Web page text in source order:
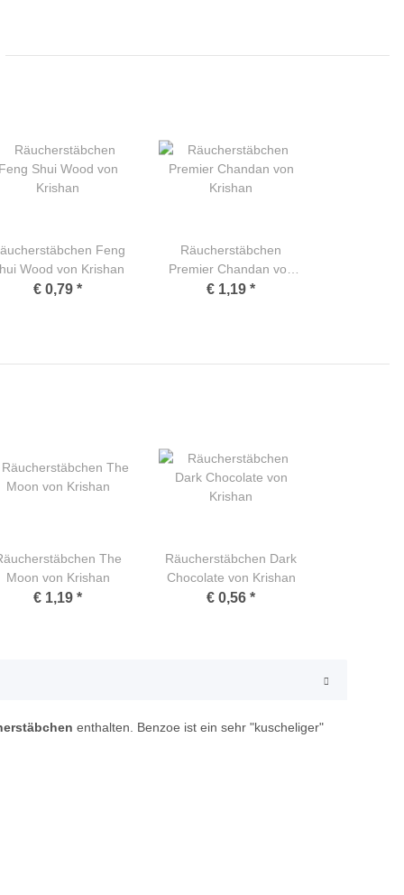
enthalten. Benzoe ist ein sehr "kuscheliger"
Feng
Wood von Krishan
€ 0,79 *
Räucherstäbchen
Premier Chandan von
Krishan
€ 1,19 *
The
Moon von Krishan
€ 1,19 *
Räucherstäbchen Dark
Chocolate von Krishan
€ 0,56 *